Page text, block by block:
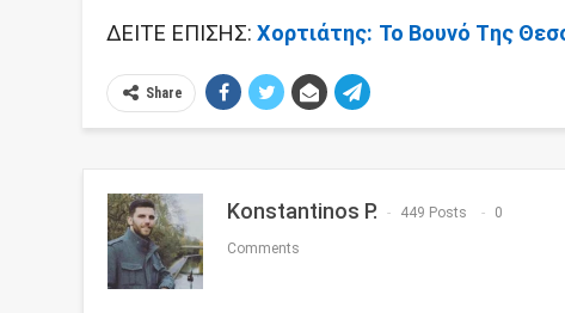
ΔΕΙΤΕ ΕΠΙΣΗΣ:Χορτιάτης: Το Βουνό Της
Share
Konstantinos P. 449 Posts 0
Comments